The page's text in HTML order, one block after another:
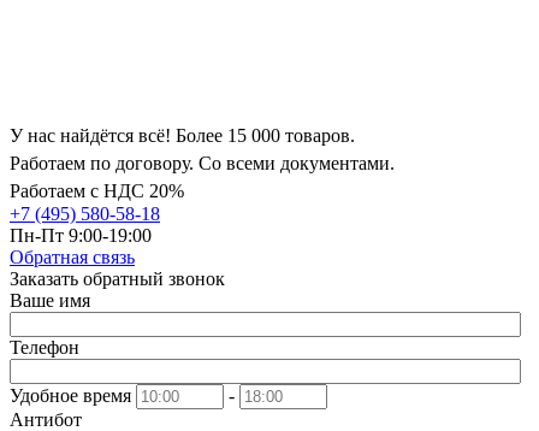
У нас найдётся всё! Более 15 000 товаров.
Работаем по договору. Со всеми документами.
Работаем с НДС 20%
+7 (495) 580-58-18
Пн-Пт 9:00-19:00
Обратная связь
Заказать обратный звонок
Ваше имя
Телефон
Удобное время
-
Антибот